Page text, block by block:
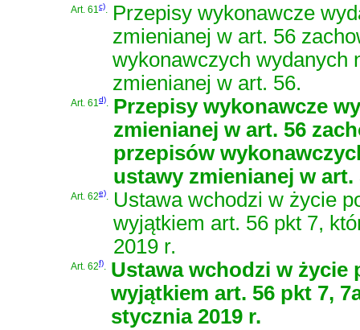
Art. 61 c)
Przepisy wykonawcze
zmienianej w art. 56
wykonawczych wydanych
zmienianej w art. 56.
Art. 61 d)
Przepisy wykonawcze
zmienianej w art. 56
przepisów
ustawy zmienianej w art.
Art. 62e)
Ustawa wchodzi w życie
wyjątkiem art. 56 pkt 7,
2019 r.
Art. 62f)
Ustawa wchodzi w życie
wyjątkiem art. 56 pkt 7,
stycznia 2019 r.